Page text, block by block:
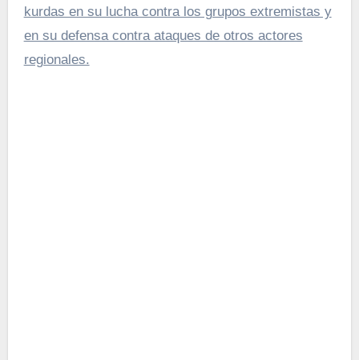
kurdas en su lucha contra los grupos extremistas y
en su defensa contra ataques de otros actores
regionales.